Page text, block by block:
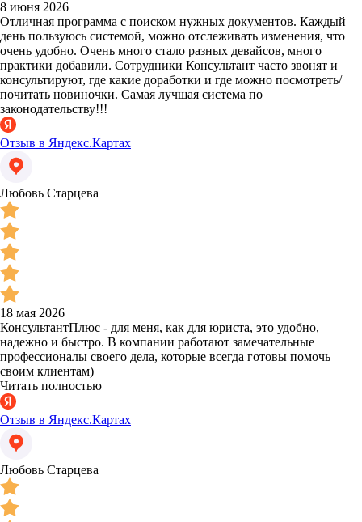
8 июня 2026
Отличная программа с поиском нужных документов. Каждый
день пользуюсь системой, можно отслеживать изменения, что
очень удобно. Очень много стало разных девайсов, много
практики добавили. Сотрудники Консультант часто звонят и
консультируют, где какие доработки и где можно посмотреть/
почитать новиночки. Самая лучшая система по
законодательству!!!
Отзыв в Яндекс.Картах
Любовь Старцева
18 мая 2026
КонсультантПлюс - для меня, как для юриста, это удобно,
надежно и быстро. В компании работают замечательные
профессионалы своего дела, которые всегда готовы помочь
своим клиентам)
Читать полностью
Отзыв в Яндекс.Картах
Любовь Старцева